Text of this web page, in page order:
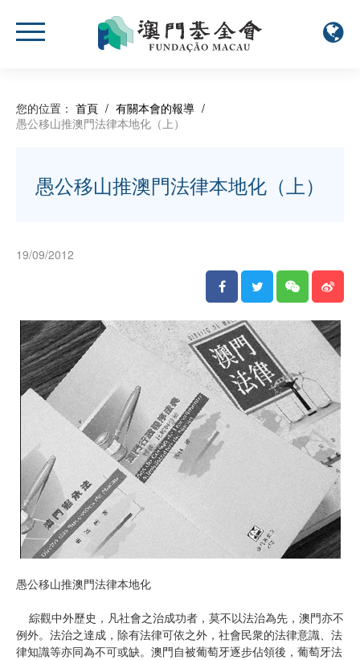
您的位置： 首頁 / 有關本會的報導 /
愚公移山推澳門法律本地化（上）
愚公移山推澳門法律本地化（上）
19/09/2012
愚公移山推澳門法律本地化
綜觀中外歷史，凡社會之治成功者，莫不以法治為先，澳門亦不
例外。法治之達成，除有法律可依之外，社會民衆的法律意識、法
律知識等亦同為不可或缺。澳門自被葡萄牙逐步佔領後，葡萄牙法